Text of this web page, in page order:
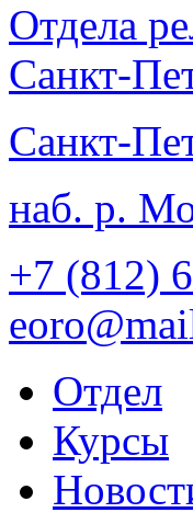
Отдела
Санкт-
Санкт-
наб. р.
+7 (812)
Отдел
Курсы